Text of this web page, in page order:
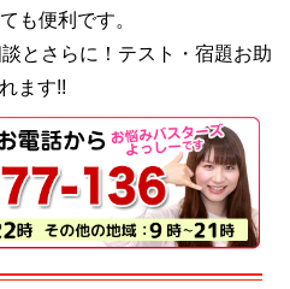
も便利です。
とさらに！テスト・宿題お助
ます!!